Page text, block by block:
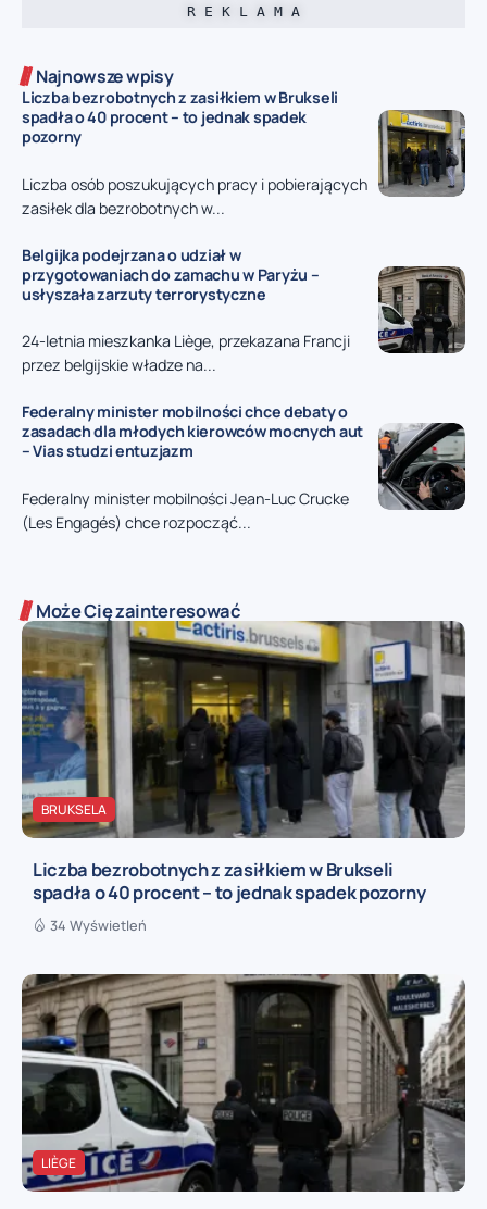
R E K L A M A
Najnowsze wpisy
Liczba bezrobotnych z zasiłkiem w Brukseli
spadła o 40 procent – to jednak spadek
pozorny
Liczba osób poszukujących pracy i pobierających
zasiłek dla bezrobotnych w...
Belgijka podejrzana o udział w
przygotowaniach do zamachu w Paryżu –
usłyszała zarzuty terrorystyczne
24-letnia mieszkanka Liège, przekazana Francji
przez belgijskie władze na...
Federalny minister mobilności chce debaty o
zasadach dla młodych kierowców mocnych aut
– Vias studzi entuzjazm
Federalny minister mobilności Jean-Luc Crucke
(Les Engagés) chce rozpocząć...
Może Cię zainteresować
BRUKSELA
Liczba bezrobotnych z zasiłkiem w Brukseli
spadła o 40 procent – to jednak spadek pozorny
34 Wyświetleń
LIÈGE